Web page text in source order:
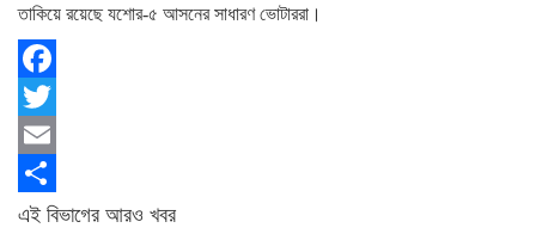
তাকিয়ে রয়েছে যশোর-৫ আসনের সাধারণ ভোটাররা।
Facebook
Twitter
Email
Share
এই বিভাগের আরও খবর